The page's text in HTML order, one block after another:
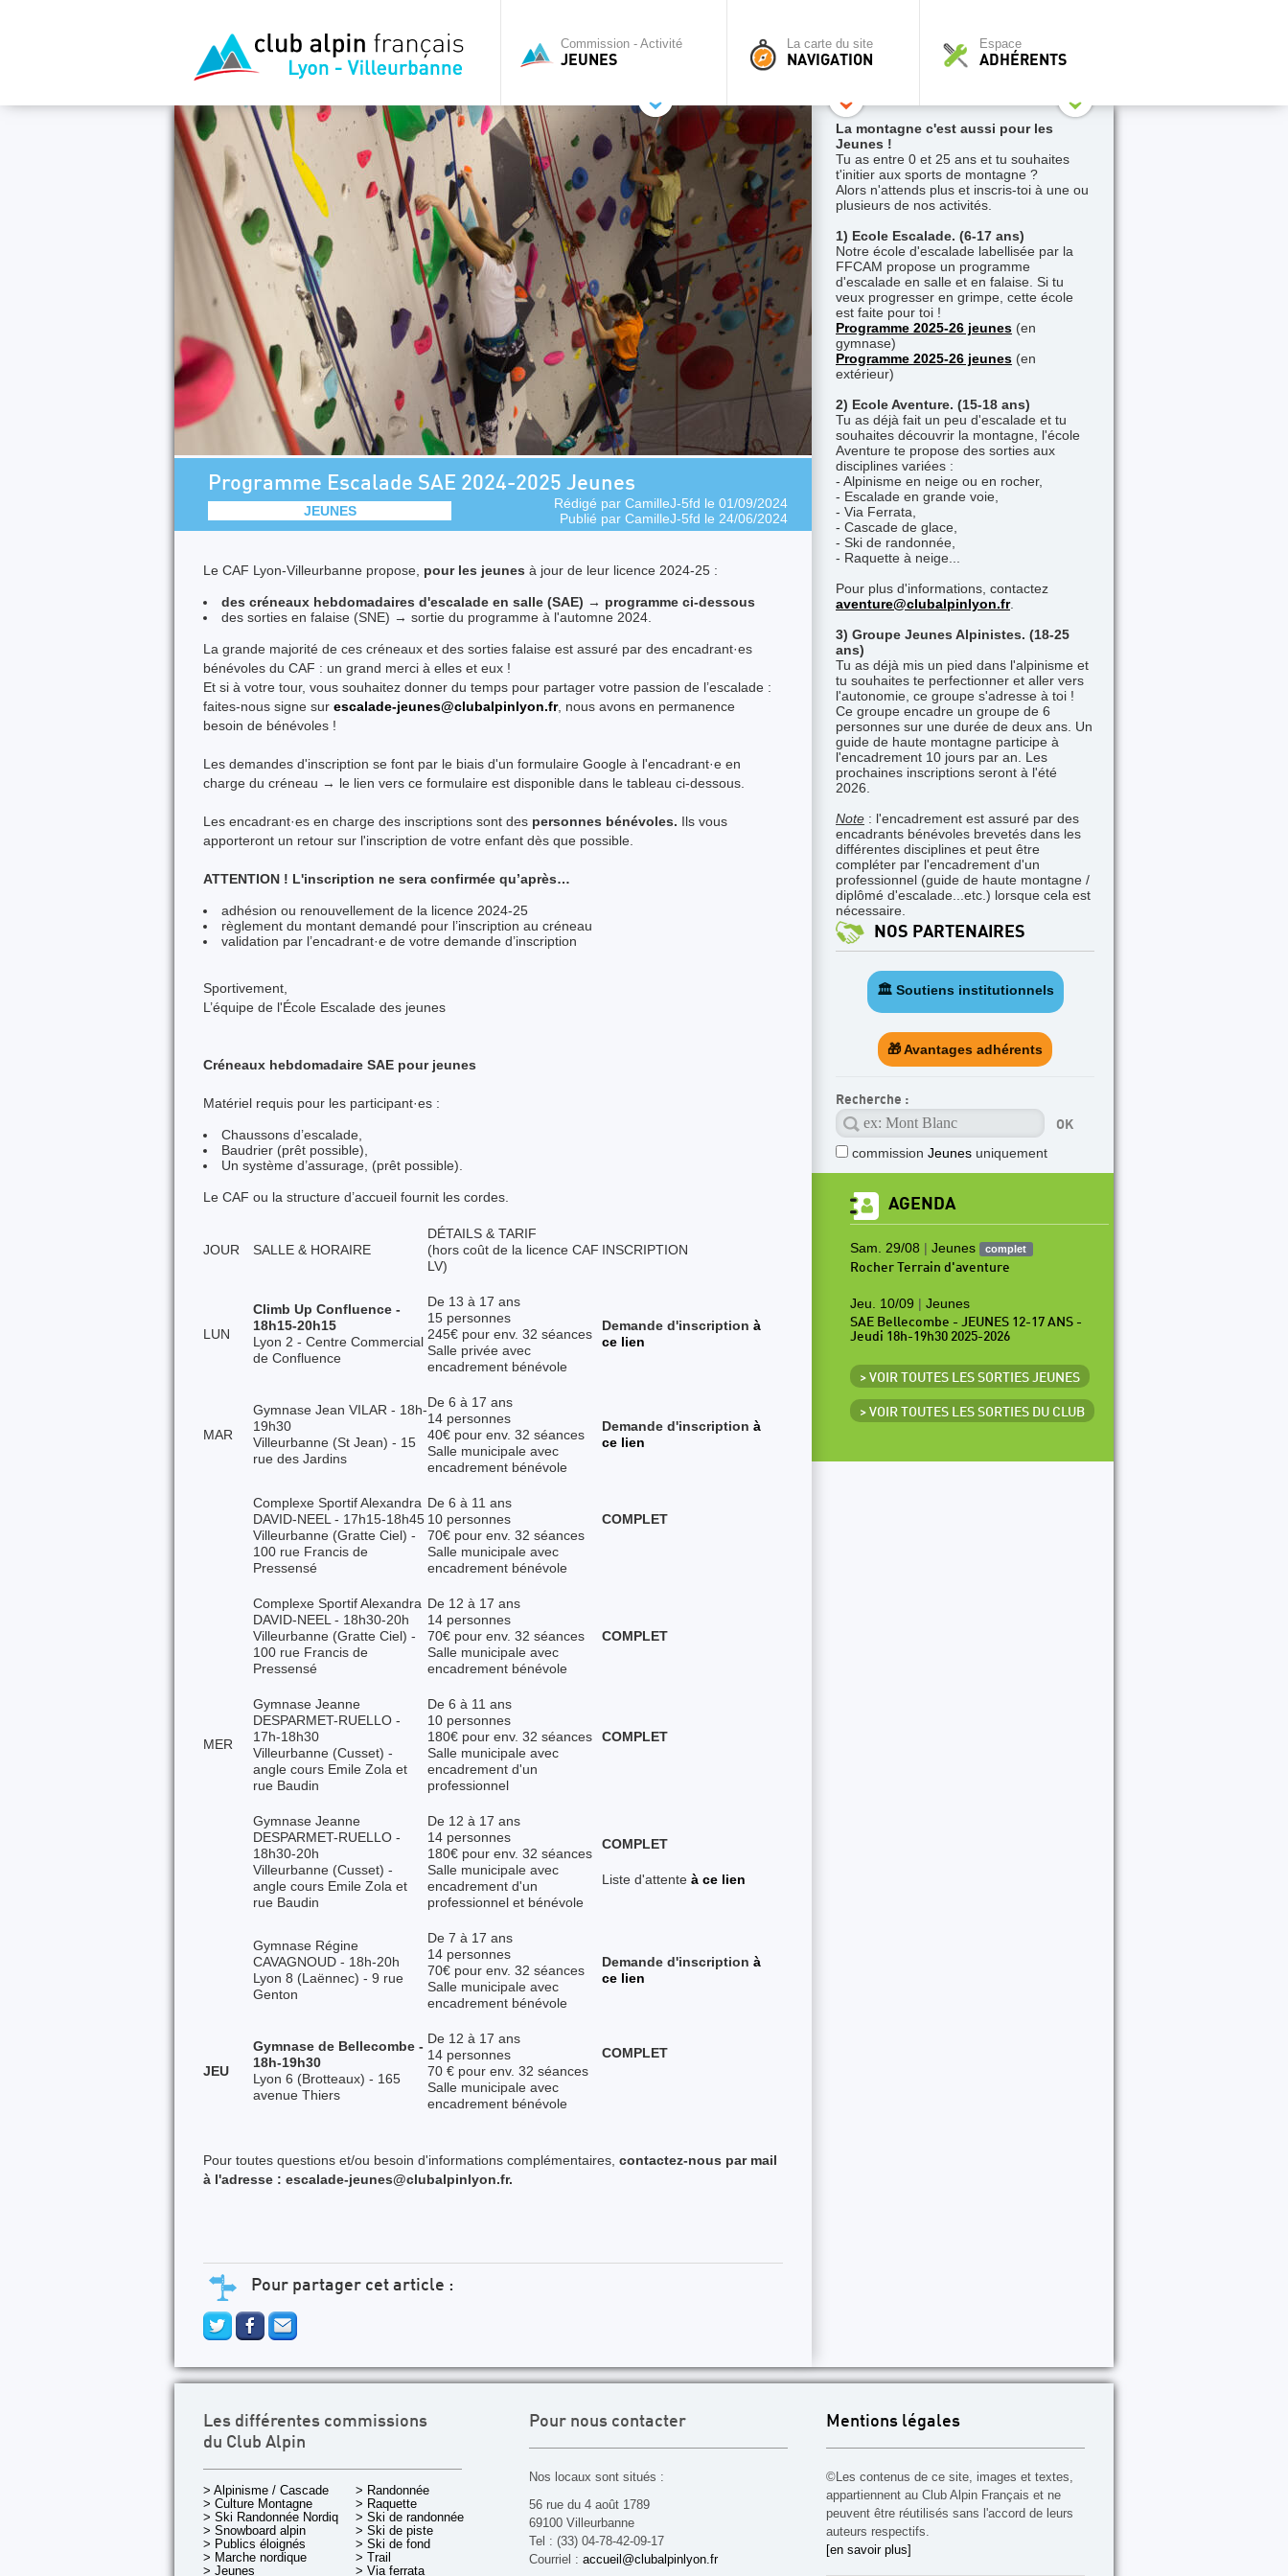
Commission - Activité
JEUNES
La carte du site
NAVIGATION
Espace
ADHÉRENTS
Programme Escalade SAE 2024-2025 Jeunes
JEUNES Rédigé par CamilleJ-5fd le 01/09/2024
Publié par CamilleJ-5fd le 24/06/2024
Le CAF Lyon-Villeurbanne propose, pour les jeunes à jour de leur licence 2024-25 :
des créneaux hebdomadaires d'escalade en salle (SAE) → programme ci-dessous
des sorties en falaise (SNE) → sortie du programme à l'automne 2024.
La grande majorité de ces créneaux et des sorties falaise est assuré par des encadrant·es
bénévoles du CAF : un grand merci à elles et eux !
Et si à votre tour, vous souhaitez donner du temps pour partager votre passion de l’escalade :
faites-nous signe sur escalade-jeunes@clubalpinlyon.fr, nous avons en permanence
besoin de bénévoles !
Les demandes d'inscription se font par le biais d'un formulaire Google à l'encadrant·e en
charge du créneau → le lien vers ce formulaire est disponible dans le tableau ci-dessous.
Les encadrant·es en charge des inscriptions sont des personnes bénévoles. Ils vous
apporteront un retour sur l'inscription de votre enfant dès que possible.
ATTENTION ! L'inscription ne sera confirmée qu’après…
adhésion ou renouvellement de la licence 2024-25
règlement du montant demandé pour l’inscription au créneau
validation par l’encadrant·e de votre demande d’inscription
Sportivement,
L’équipe de l'École Escalade des jeunes
Créneaux hebdomadaire SAE pour jeunes
Matériel requis pour les participant·es :
Chaussons d’escalade,
Baudrier (prêt possible),
Un système d’assurage, (prêt possible).
Le CAF ou la structure d’accueil fournit les cordes.
JOUR SALLE & HORAIRE
DÉTAILS & TARIF
(hors coût de la licence CAF
LV)
INSCRIPTION
LUN
Climb Up Confluence -
18h15-20h15
Lyon 2 - Centre Commercial
de Confluence
De 13 à 17 ans
15 personnes
245€ pour env. 32 séances
Salle privée avec
encadrement bénévole
Demande d'inscription à
ce lien
MAR
Gymnase Jean VILAR - 18h-
19h30
Villeurbanne (St Jean) - 15
rue des Jardins
De 6 à 17 ans
14 personnes
40€ pour env. 32 séances
Salle municipale avec
encadrement bénévole
Demande d'inscription à
ce lien
Complexe Sportif Alexandra
DAVID-NEEL - 17h15-18h45
Villeurbanne (Gratte Ciel) -
100 rue Francis de
Pressensé
De 6 à 11 ans
10 personnes
70€ pour env. 32 séances
Salle municipale avec
encadrement bénévole
COMPLET
Complexe Sportif Alexandra
DAVID-NEEL - 18h30-20h
Villeurbanne (Gratte Ciel) -
100 rue Francis de
Pressensé
De 12 à 17 ans
14 personnes
70€ pour env. 32 séances
Salle municipale avec
encadrement bénévole
COMPLET
MER
Gymnase Jeanne
DESPARMET-RUELLO -
17h-18h30
Villeurbanne (Cusset) -
angle cours Emile Zola et
rue Baudin
De 6 à 11 ans
10 personnes
180€ pour env. 32 séances
Salle municipale avec
encadrement d'un
professionnel
COMPLET
Gymnase Jeanne
DESPARMET-RUELLO -
18h30-20h
Villeurbanne (Cusset) -
angle cours Emile Zola et
rue Baudin
De 12 à 17 ans
14 personnes
180€ pour env. 32 séances
Salle municipale avec
encadrement d'un
professionnel et bénévole
COMPLET
Liste d'attente à ce lien
Gymnase Régine
CAVAGNOUD - 18h-20h
Lyon 8 (Laënnec) - 9 rue
Genton
De 7 à 17 ans
14 personnes
70€ pour env. 32 séances
Salle municipale avec
encadrement bénévole
Demande d'inscription à
ce lien
JEU
Gymnase de Bellecombe -
18h-19h30
Lyon 6 (Brotteaux) - 165
avenue Thiers
De 12 à 17 ans
14 personnes
70 € pour env. 32 séances
Salle municipale avec
encadrement bénévole
COMPLET
Pour toutes questions et/ou besoin d'informations complémentaires, contactez-nous par mail
à l'adresse : escalade-jeunes@clubalpinlyon.fr.
Pour partager cet article :
La montagne c'est aussi pour les
Jeunes !
Tu as entre 0 et 25 ans et tu souhaites
t'initier aux sports de montagne ?
Alors n'attends plus et inscris-toi à une ou
plusieurs de nos activités.
1) Ecole Escalade. (6-17 ans)
Notre école d'escalade labellisée par la
FFCAM propose un programme
d'escalade en salle et en falaise. Si tu
veux progresser en grimpe, cette école
est faite pour toi !
Programme 2025-26 jeunes (en
gymnase)
Programme 2025-26 jeunes (en
extérieur)
2) Ecole Aventure. (15-18 ans)
Tu as déjà fait un peu d'escalade et tu
souhaites découvrir la montagne, l'école
Aventure te propose des sorties aux
disciplines variées :
- Alpinisme en neige ou en rocher,
- Escalade en grande voie,
- Via Ferrata,
- Cascade de glace,
- Ski de randonnée,
- Raquette à neige...
Pour plus d'informations, contactez
aventure@clubalpinlyon.fr.
3) Groupe Jeunes Alpinistes. (18-25
ans)
Tu as déjà mis un pied dans l'alpinisme et
tu souhaites te perfectionner et aller vers
l'autonomie, ce groupe s'adresse à toi !
Ce groupe encadre un groupe de 6
personnes sur une durée de deux ans. Un
guide de haute montagne participe à
l'encadrement 10 jours par an. Les
prochaines inscriptions seront à l'été
2026.
Note : l'encadrement est assuré par des
encadrants bénévoles brevetés dans les
différentes disciplines et peut être
compléter par l'encadrement d'un
professionnel (guide de haute montagne /
diplômé d'escalade...etc.) lorsque cela est
nécessaire.
NOS PARTENAIRES
🏛️ Soutiens institutionnels
🎁 Avantages adhérents
Recherche :
commission Jeunes uniquement
AGENDA
Sam. 29/08 | Jeunes complet
Rocher Terrain d'aventure
Jeu. 10/09 | Jeunes
SAE Bellecombe - JEUNES 12-17 ANS -
Jeudi 18h-19h30 2025-2026
> VOIR TOUTES LES SORTIES JEUNES
> VOIR TOUTES LES SORTIES DU CLUB
Les différentes commissions
du Club Alpin
> Alpinisme / Cascade
> Culture Montagne
> Ski Randonnée Nordique
> Snowboard alpin
> Publics éloignés
> Marche nordique
> Jeunes
> Randonnée
> Raquette
> Ski de randonnée
> Ski de piste
> Ski de fond
> Trail
> Via ferrata
Pour nous contacter
Nos locaux sont situés :
56 rue du 4 août 1789
69100 Villeurbanne
Tel : (33) 04-78-42-09-17
Courriel : accueil@clubalpinlyon.fr
Mentions légales
©Les contenus de ce site, images et textes,
appartiennent au Club Alpin Français et ne
peuvent être réutilisés sans l'accord de leurs
auteurs respectifs.
[en savoir plus]